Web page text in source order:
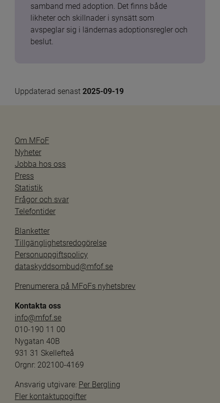
samband med adoption. Det finns både
likheter och skillnader i synsätt som
avspeglar sig i ländernas adoptionsregler och
beslut.
Uppdaterad senast 2025-09-19
Om MFoF
Nyheter
Jobba hos oss
Press
Statistik
Frågor och svar
Telefontider
Blanketter
Tillgänglighetsredogörelse
Personuppgiftspolicy
dataskyddsombud@mfof.se
Prenumerera på MFoFs nyhetsbrev
Kontakta oss
info@mfof.se
010-190 11 00
Nygatan 40B
931 31 Skellefteå
Orgnr: 202100-4169
Ansvarig utgivare: Per Bergling
Fler kontaktuppgifter